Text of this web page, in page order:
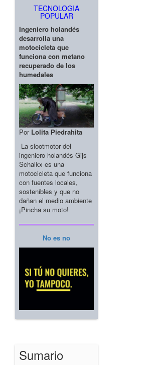
TECNOLOGIA
POPULAR
Ingeniero holandés
desarrolla una
motocicleta que
funciona con metano
recuperado de los
humedales
Por Lolita Piedrahita
La slootmotor del
ingeniero holandés Gijs
Schalkx es una
motocicleta que funciona
con fuentes locales,
sostenibles y que no
dañan el medio ambiente
¡Pincha su moto!
No es no
Sumario